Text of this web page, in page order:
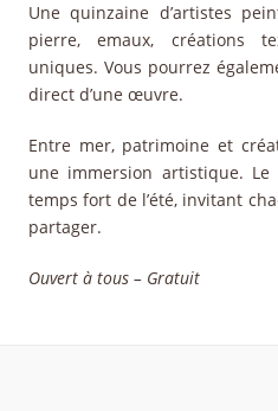
Une quinzaine d’artistes
pierre, emaux, créations
uniques. Vous pourrez
direct d’une œuvre.
Entre mer, patrimoine et
une immersion artistique. Le
temps fort de l’été, invitant
partager.
Ouvert à tous – Gratuit